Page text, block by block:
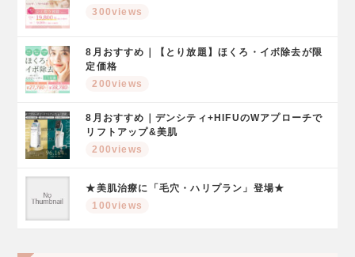
300views
8月おすすめ｜【とり放題】ほくろ・イボ除去が限
定価格
200views
8月おすすめ｜デンシティ+HIFUのWアプローチで
リフトアップ&美肌
200views
★美肌治療に「毛穴・ハリプラン」登場★
100views